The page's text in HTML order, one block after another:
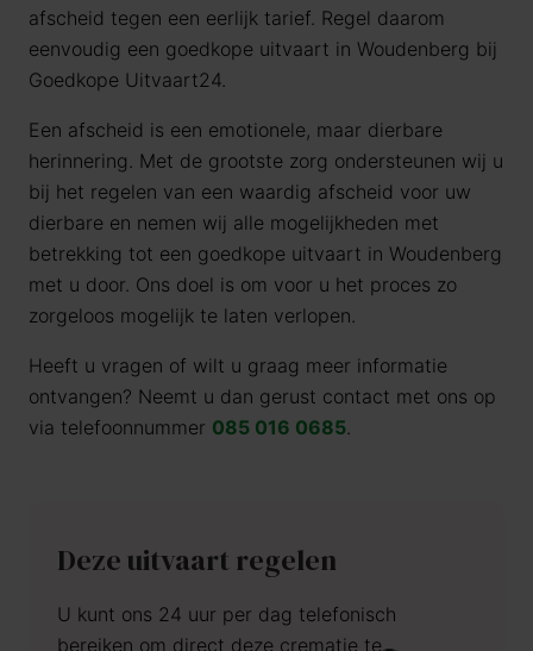
afscheid tegen een eerlijk tarief. Regel daarom
eenvoudig een goedkope uitvaart in Woudenberg bij
Goedkope Uitvaart24.
Een afscheid is een emotionele, maar dierbare
herinnering. Met de grootste zorg ondersteunen wij u
bij het regelen van een waardig afscheid voor uw
dierbare en nemen wij alle mogelijkheden met
betrekking tot een goedkope uitvaart in Woudenberg
met u door. Ons doel is om voor u het proces zo
zorgeloos mogelijk te laten verlopen.
Heeft u vragen of wilt u graag meer informatie
ontvangen? Neemt u dan gerust contact met ons op
via telefoonnummer 085 016 0685.
Deze uitvaart regelen
U kunt ons 24 uur per dag telefonisch
bereiken om direct deze crematie te